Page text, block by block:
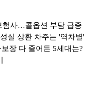
험사…콜옵션 부담 급증
실 상환 차주는 '역차별'
장 다 줄어든 5세대는?